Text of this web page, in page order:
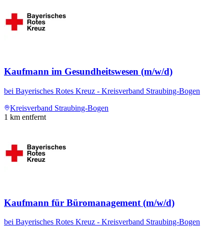
Kaufmann im Gesundheitswesen (m/w/d)
bei Bayerisches Rotes Kreuz - Kreisverband Straubing-Bogen
Kreisverband Straubing-Bogen
1 km entfernt
Kaufmann für Büromanagement (m/w/d)
bei Bayerisches Rotes Kreuz - Kreisverband Straubing-Bogen